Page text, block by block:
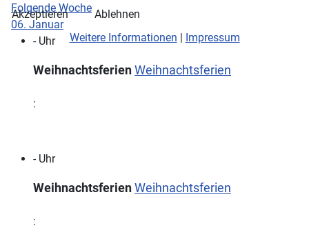
Folgende Woche
06. Januar
- Uhr
WeihnachtsferienWeihnachtsferien
:
- Uhr
WeihnachtsferienWeihnachtsferien
:
Akzeptieren
Ablehnen
Weitere Informationen | Impressum